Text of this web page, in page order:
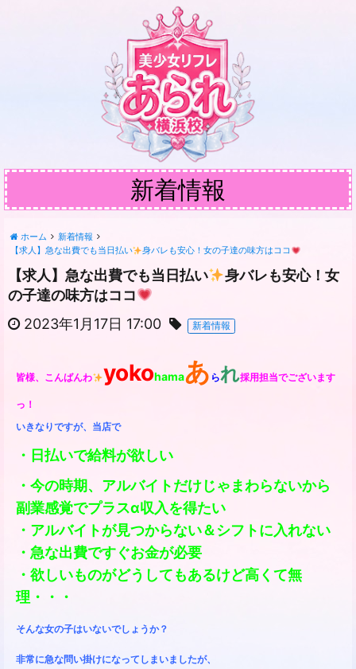
新着情報
ホーム
新着情報
【求人】急な出費でも当日払い
身バレも安心！女の子達の味方はココ
【求人】急な出費でも当日払い
身バレも安心！女
の子達の味方はココ
2023年1月17日 17:00
新着情報
皆様、こんばんわ yokohamaあ られ採用担当でございます
っ！
いきなりですが、 当店で
・日払いで給料が欲しい
・今の時期、アルバイトだけじゃまわらないから
副業感覚でプラスα収入を得たい
・アルバイトが見つからない＆シフトに入れない
・急な出費ですぐお金が必要
・欲しいものがどうしてもあるけど高くて無
理・・・
そんな女の子はいないでしょうか？
非常に急な問い掛けになってしまいましたが、